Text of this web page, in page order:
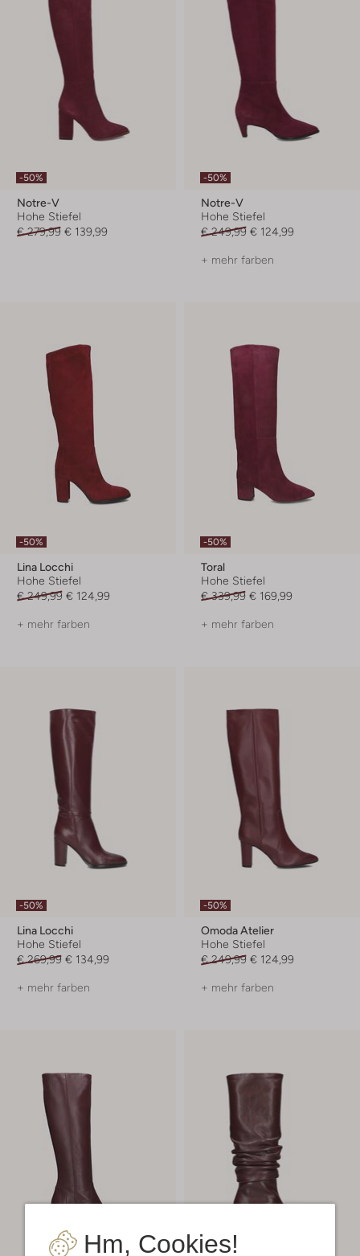
Hm, Cookies!
-50%
Notre-V
Hohe Stiefel
€ 279,99 € 139,99
-50%
Notre-V
Hohe Stiefel
€ 249,99 € 124,99
+ mehr farben
-50%
Lina Locchi
Hohe Stiefel
€ 249,99 € 124,99
+ mehr farben
-50%
Toral
Hohe Stiefel
€ 339,99 € 169,99
+ mehr farben
-50%
Lina Locchi
Hohe Stiefel
€ 269,99 € 134,99
+ mehr farben
-50%
Omoda Atelier
Hohe Stiefel
€ 249,99 € 124,99
+ mehr farben